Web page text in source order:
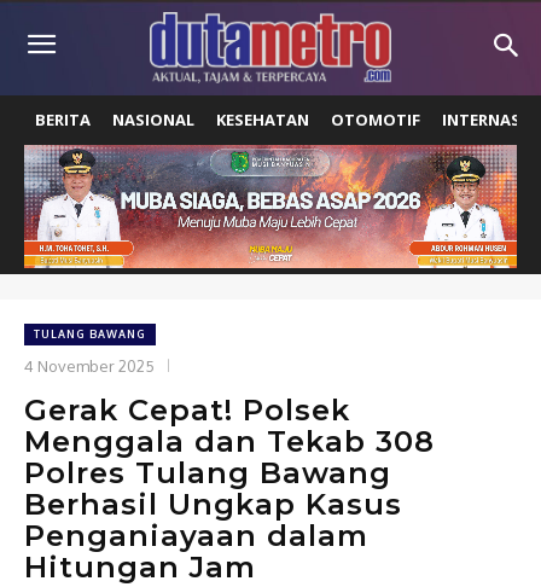
BERITA NASIONAL KESEHATAN OTOMOTIF
TULANG BAWANG
4 November 2025
Gerak Cepat! Polsek
Menggala dan Tekab 308
Polres Tulang Bawang
Berhasil Ungkap Kasus
Penganiayaan dalam
Hitungan Jam